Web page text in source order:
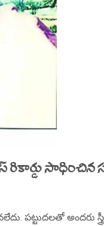
రికార్డు
పట్టుదలతో